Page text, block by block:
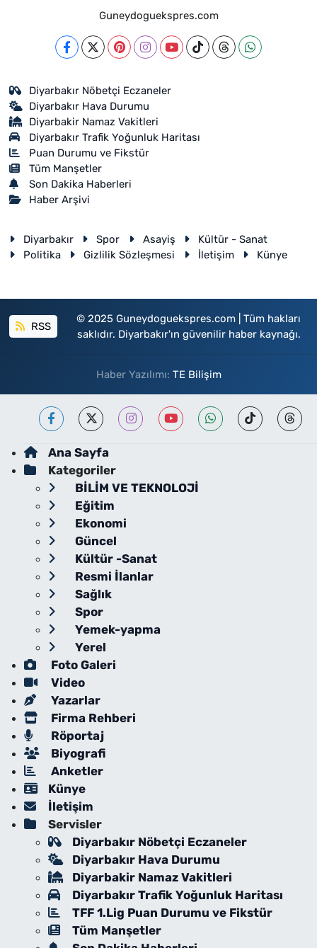
Guneydoguekspres.com
Diyarbakır Nöbetçi Eczaneler
Diyarbakır Hava Durumu
Diyarbakir Namaz Vakitleri
Diyarbakır Trafik Yoğunluk Haritası
Puan Durumu ve Fikstür
Tüm Manşetler
Son Dakika Haberleri
Haber Arşivi
Diyarbakır Spor Asayiş
Kültür - Sanat
Politika
Gizlilik Sözleşmesi İletişim Künye
RSS
© 2025 Guneydoguekspres.com | Tüm hakları
saklıdır. Diyarbakır'ın güvenilir haber kaynağı.
Haber Yazılımı: TE Bilişim
Ana Sayfa
Kategoriler
BİLİM VE TEKNOLOJİ
Eğitim
Ekonomi
Güncel
Kültür -Sanat
Resmi İlanlar
Sağlık
Spor
Yemek-yapma
Yerel
Foto Galeri
Video
Yazarlar
Firma Rehberi
Röportaj
Biyografi
Anketler
Künye
İletişim
Servisler
Diyarbakır Nöbetçi Eczaneler
Diyarbakır Hava Durumu
Diyarbakir Namaz Vakitleri
Diyarbakır Trafik Yoğunluk Haritası
TFF 1.Lig Puan Durumu ve Fikstür
Tüm Manşetler